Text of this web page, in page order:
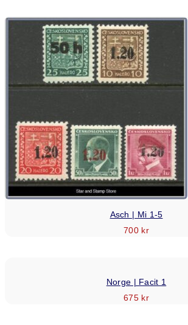
Asch | Mi 1-5
700 kr
Norge | Facit 1
675 kr